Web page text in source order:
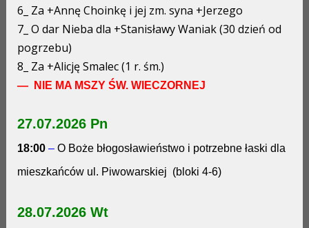
6_ Za +Annę Choinkę i jej zm. syna +Jerzego
7_ O dar Nieba dla +Stanisławy Waniak (30 dzień od
pogrzebu)
8_ Za +Alicję Smalec (1 r. śm.)
— NIE MA MSZY ŚW. WIECZORNEJ
27.07.2026 Pn
18:00 –O Boże błogosławieństwo i potrzebne łaski dla
mieszkańców ul. Piwowarskiej (bloki 4-6)
28.07.2026 Wt